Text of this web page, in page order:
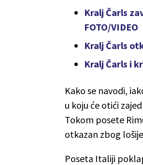
Kralj Čarls
FOTO/VIDEO
Kralj Čarls
Kralj Čarls i
Kako se navodi,
u koju će otići
Tokom posete
otkazan zbog
Poseta Italiji